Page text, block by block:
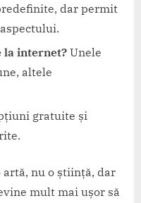
dar permit
la internet? Unele
altele
gratuite și
artă, nu o știință, dar
mult mai ușor să